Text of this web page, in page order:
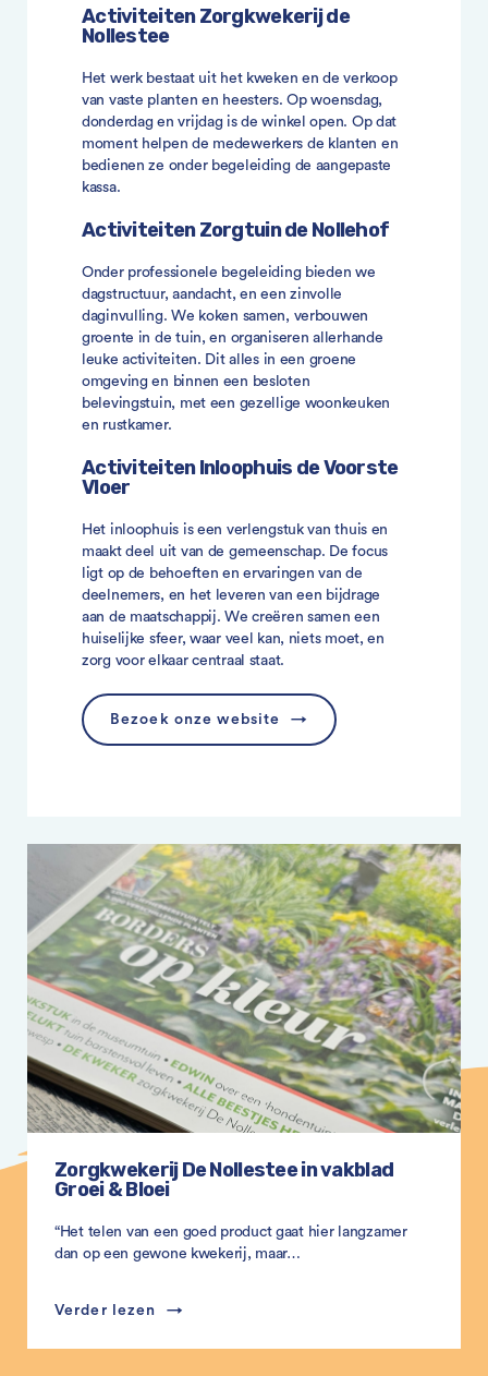
Activiteiten Zorgkwekerij de
Nollestee
Het werk bestaat uit het kweken en de verkoop
van vaste planten en heesters. Op woensdag,
donderdag en vrijdag is de winkel open. Op dat
moment helpen de medewerkers de klanten en
bedienen ze onder begeleiding de aangepaste
kassa.
Activiteiten Zorgtuin de Nollehof
Onder professionele begeleiding bieden we
dagstructuur, aandacht, en een zinvolle
daginvulling. We koken samen, verbouwen
groente in de tuin, en organiseren allerhande
leuke activiteiten. Dit alles in een groene
omgeving en binnen een besloten
belevingstuin, met een gezellige woonkeuken
en rustkamer.
Activiteiten Inloophuis de Voorste
Vloer
Het inloophuis is een verlengstuk van thuis en
maakt deel uit van de gemeenschap. De focus
ligt op de behoeften en ervaringen van de
deelnemers, en het leveren van een bijdrage
aan de maatschappij. We creëren samen een
huiselijke sfeer, waar veel kan, niets moet, en
zorg voor elkaar centraal staat.
Bezoek onze website
Zorgkwekerij De Nollestee in vakblad
Groei & Bloei
“Het telen van een goed product gaat hier langzamer
dan op een gewone kwekerij, maar…
Verder lezen